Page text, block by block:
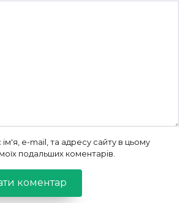
e-mail, та адресу сайту в цьому
подальших коментарів.